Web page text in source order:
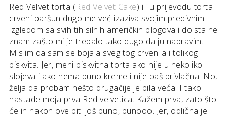
Red Velvet torta (Red Velvet Cake) ili u prijevodu torta
crveni baršun dugo me već izaziva svojim predivnim
izgledom sa svih tih silnih američkih blogova i doista ne
znam zašto mi je trebalo tako dugo da ju napravim.
Mislim da sam se bojala sveg tog crvenila i tolikog
biskvita. Jer, meni biskvitna torta ako nije u nekoliko
slojeva i ako nema puno kreme i nije baš privlačna. No,
želja da probam nešto drugačije je bila veća. I tako
nastade moja prva Red velvetica. Kažem prva, zato što
će ih nakon ove biti još puno, punooo. Jer, odlična je!